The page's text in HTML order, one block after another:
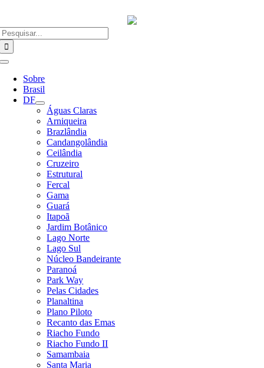
o
conteúdo
Alternar
Navegação
Sobre
Brasil
DF
Águas Claras
Arniqueira
Brazlândia
Candangolândia
Ceilândia
Cruzeiro
Estrutural
Fercal
Gama
Guará
Itapoã
Jardim Botânico
Lago Norte
Lago Sul
Núcleo Bandeirante
Paranoá
Park Way
Pelas Cidades
Planaltina
Plano Piloto
Recanto das Emas
Riacho Fundo
Riacho Fundo II
Samambaia
Santa Maria